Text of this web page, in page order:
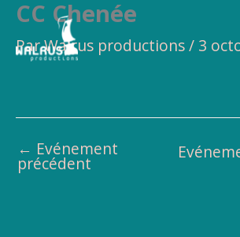
Aller
contenu
CC Chenée
ParWalrus productions/ 3
← Evénement
précédent